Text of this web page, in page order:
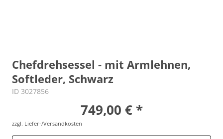
Chefdrehsessel - mit Armlehnen,
Softleder, Schwarz
ID 3027856
749,00 € *
zzgl. Liefer-/Versandkosten